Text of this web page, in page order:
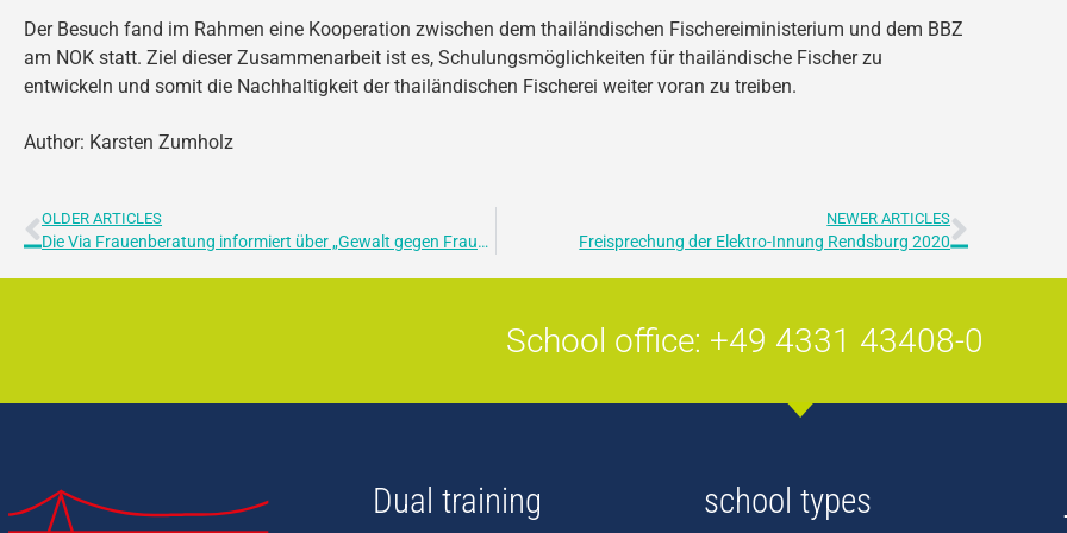
Der Besuch fand im Rahmen eine Kooperation zwischen dem thailändischen Fischereiministerium und dem BBZ
am NOK statt. Ziel dieser Zusammenarbeit ist es, Schulungsmöglichkeiten für thailändische Fischer zu
entwickeln und somit die Nachhaltigkeit der thailändischen Fischerei weiter voran zu treiben.
Author: Karsten Zumholz
OLDER ARTICLES
Die Via Frauenberatung informiert über „Gewalt gegen Frauen“
NEWER ARTICLES
Freisprechung der Elektro-Innung Rendsburg 2020
School office: +49 4331 43408-0
Dual training school types